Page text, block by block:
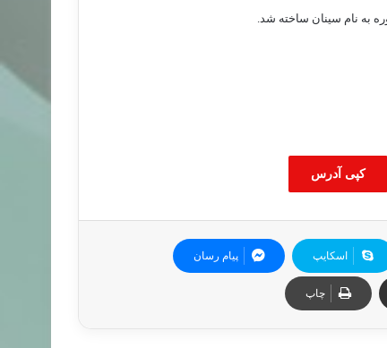
کپی آدرس
اسکایپ پیام رسان
چاپ